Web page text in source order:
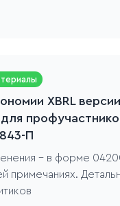
XBRL
П
- в форме
примечаниях.